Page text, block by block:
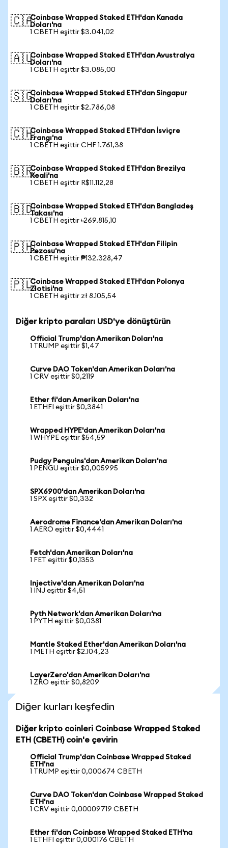
🇨🇦Coinbase Wrapped Staked ETH'dan Kanada
Doları'na
1 CBETH eşittir $3.041,02
🇦🇺Coinbase Wrapped Staked ETH'dan Avustralya
Doları'na
1 CBETH eşittir $3.085,00
🇸🇬Coinbase Wrapped Staked ETH'dan Singapur
Doları'na
1 CBETH eşittir $2.786,08
🇨🇭Coinbase Wrapped Staked ETH'dan İsviçre
Frangı'na
1 CBETH eşittir CHF 1.761,38
🇧🇷Coinbase Wrapped Staked ETH'dan Brezilya
Reali'na
1 CBETH eşittir R$11.112,28
🇧🇩Coinbase Wrapped Staked ETH'dan Bangladeş
Takası'na
1 CBETH eşittir ৳269.815,10
🇵🇭Coinbase Wrapped Staked ETH'dan Filipin
Pezosu'na
1 CBETH eşittir ₱132.328,47
🇵🇱Coinbase Wrapped Staked ETH'dan Polonya
Zlotisi'na
1 CBETH eşittir zł 8.105,54
Diğer kripto paraları USD'ye dönüştürün
Official Trump'dan Amerikan Doları'na
1 TRUMP eşittir $1,47
Curve DAO Token'dan Amerikan Doları'na
1 CRV eşittir $0,2119
Ether fi'dan Amerikan Doları'na
1 ETHFI eşittir $0,3841
Wrapped HYPE'dan Amerikan Doları'na
1 WHYPE eşittir $54,59
Pudgy Penguins'dan Amerikan Doları'na
1 PENGU eşittir $0,005995
SPX6900'dan Amerikan Doları'na
1 SPX eşittir $0,332
Aerodrome Finance'dan Amerikan Doları'na
1 AERO eşittir $0,4441
Fetch'dan Amerikan Doları'na
1 FET eşittir $0,1353
Injective'dan Amerikan Doları'na
1 INJ eşittir $4,51
Pyth Network'dan Amerikan Doları'na
1 PYTH eşittir $0,0381
Mantle Staked Ether'dan Amerikan Doları'na
1 METH eşittir $2.104,23
LayerZero'dan Amerikan Doları'na
1 ZRO eşittir $0,8209
Diğer kurları keşfedin
Diğer kripto coinleri Coinbase Wrapped Staked
ETH (CBETH) coin'e çevirin
Official Trump'dan Coinbase Wrapped Staked
ETH'na
1 TRUMP eşittir 0,000674 CBETH
Curve DAO Token'dan Coinbase Wrapped Staked
ETH'na
1 CRV eşittir 0,00009719 CBETH
Ether fi'dan Coinbase Wrapped Staked ETH'na
1 ETHFI eşittir 0,000176 CBETH